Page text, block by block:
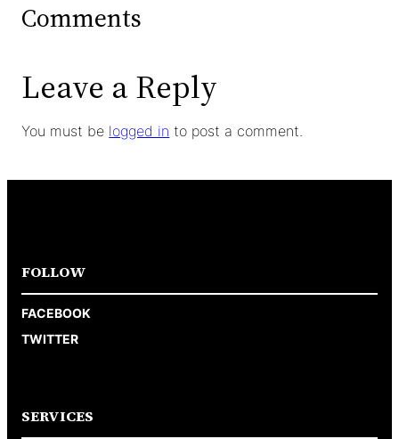
Comments
Leave a Reply
You must be logged in to post a comment.
FOLLOW
FACEBOOK
TWITTER
SERVICES